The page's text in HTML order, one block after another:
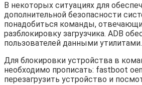
В некоторых ситуациях для
дополнительной безопасности
понадобиться команды,
разблокировку загрузчика. ADB
пользователей данными утилитами.
Для блокировки устройства в
необходимо прописать: fastboot
перезагрузить устройство и